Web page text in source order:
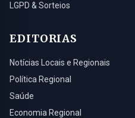
LGPD & Sorteios
EDITORIAS
Notícias Locais e Regionais
Política Regional
Saúde
Economia Regional